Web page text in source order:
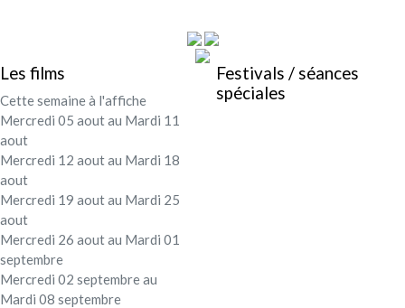
Festival - soirée
Mon compte
Les films
Cette semaine à l'affiche
Mercredi 05 aout au Mardi 11
aout
Mercredi 12 aout au Mardi 18
aout
Mercredi 19 aout au Mardi 25
aout
Mercredi 26 aout au Mardi 01
septembre
Mercredi 02 septembre au
Mardi 08 septembre
Festivals / séances
spéciales